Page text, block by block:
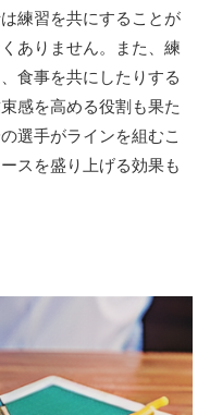
練習を共にすることが
ありません。また、練
食事を共にしたりする
感を高める役割も果た
選手がラインを組むこ
スを盛り上げる効果も